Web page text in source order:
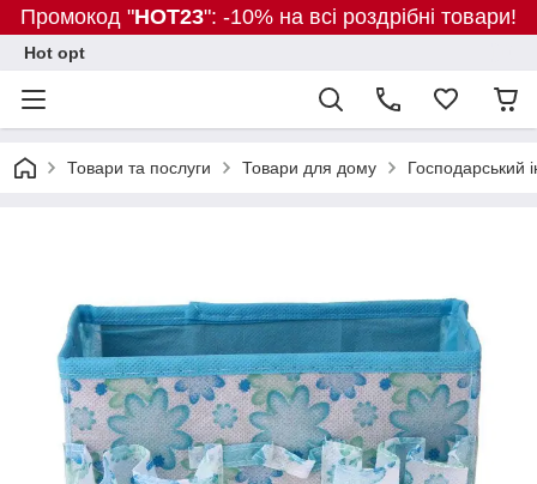
Промокод "HOT23": -10% на всі роздрібні товари!
Hot opt
Товари та послуги Товари для дому Господарський